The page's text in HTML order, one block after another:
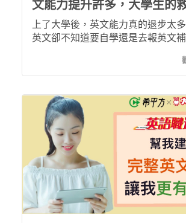
文能力提升許多，大學生的
上了大學後，英文能力真的退步太
英文卻不知道要自學還是去報英文
的事情，而且上課時間業很彈性！！